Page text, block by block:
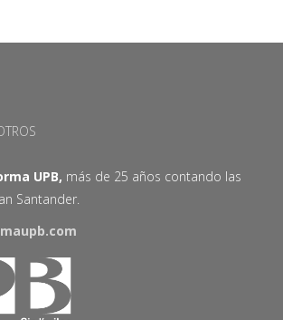
UPB, más de 25 años contando las
Santander.